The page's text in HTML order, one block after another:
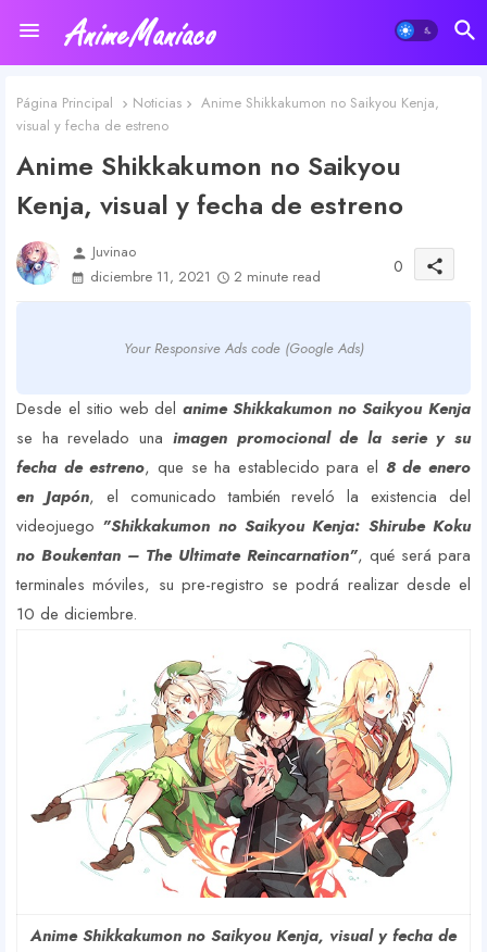
Página Principal Noticias
Anime Shikkakumon no Saikyou Kenja,
visual y fecha de estreno
Anime Shikkakumon no Saikyou
Kenja, visual y fecha de estreno
person Juvinao
diciembre 11, 2021
2 minute read 0 share
Your Responsive Ads code (Google Ads)
Desde el sitio web del anime Shikkakumon no Saikyou Kenja
se ha revelado una imagen promocional de la serie y su
fecha de estreno, que se ha establecido para el 8 de enero
en Japón, el comunicado también reveló la existencia del
videojuego "Shikkakumon no Saikyou Kenja: Shirube Koku
no Boukentan – The Ultimate Reincarnation", qué será para
terminales móviles, su pre-registro se podrá realizar desde el
10 de diciembre.
Anime Shikkakumon no Saikyou Kenja, visual y fecha de